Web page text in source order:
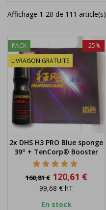
Affichage 1-20 de 111 article(s)
PACK
LIVRAISON GRATUITE
2x DHS H3 PRO Blue sponge
39° + TenCorp® Booster
Prix
base
160,81 €
-25%
Prix
120,61 €
99,68 € hT
En stock